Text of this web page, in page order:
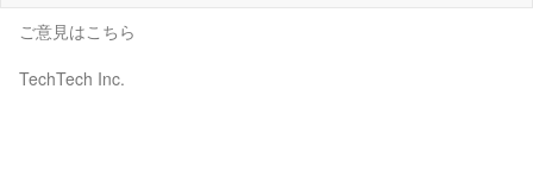
ご意見はこちら
TechTech Inc.